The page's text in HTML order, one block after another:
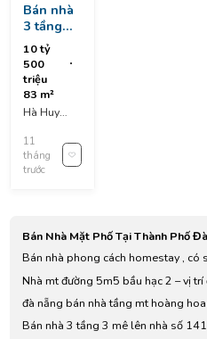
Bán nhà
3 tầng
đúc, mặt
tiền
trung.
tâm tp .
đang cho
10 tỷ
500
triệu
83 m²
Hà Huy
Khê
District, Đà
Nẵng,
11
tháng
trước
Bán Nhà Mặt Phố Tại Thành Phố
Bán nhà phong cách homestay ,
cầu rồng - sơn trà
Nhà mt đường 5m5 bầu hạc 2 – vị
đà nẵng bán nhà tầng mt hoàng
2.5m trước cửa ga đà nẵng đang
Bán nhà 3 tầng 3 mê lên nhà số